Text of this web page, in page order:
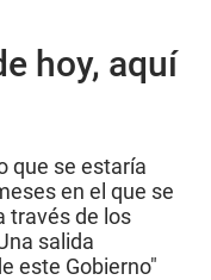
hoy, aquí
que se estaría
en el que se
través de los
salida
este Gobierno"